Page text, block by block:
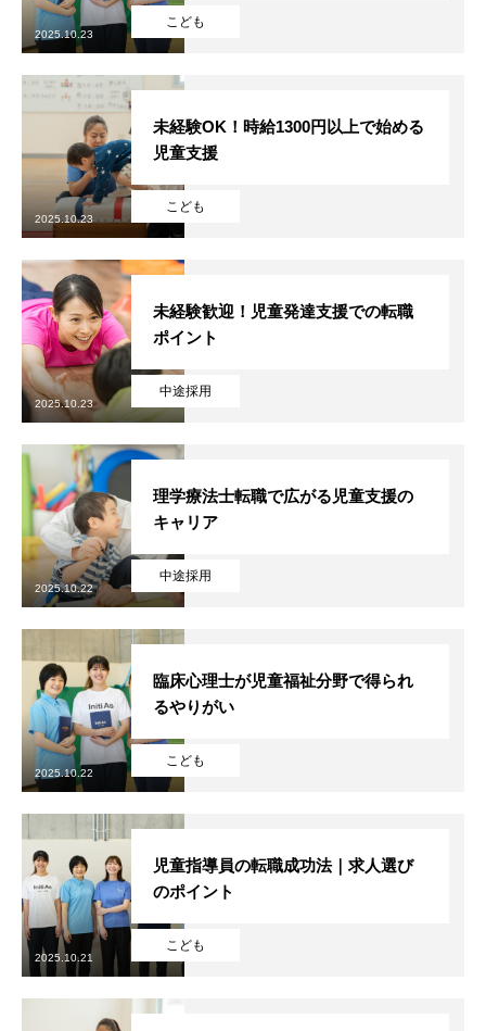
HOME
会社を知る
仕事を知る
こども
2025.10.23
こども
未経験OK！時給1300円以上で始める
児童支援
2025.10.23
中途採用
未経験歓迎！児童発達支援での転職
ポイント
2025.10.23
中途採用
理学療法士転職で広がる児童支援の
キャリア
2025.10.22
こども
臨床心理士が児童福祉分野で得られ
るやりがい
2025.10.22
こども
児童指導員の転職成功法｜求人選び
のポイント
2025.10.21